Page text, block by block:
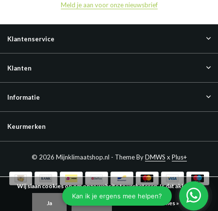
Meld je aan voor onze nieuwsbrief
Klantenservice
Klanten
Informatie
Keurmerken
© 2026 Mijnklimaatshop.nl - Theme ByDMWS x Plus+
Wij slaan cookies op om onze website te verbeteren. Is dat akkoord?
Ja Meer over cookies »